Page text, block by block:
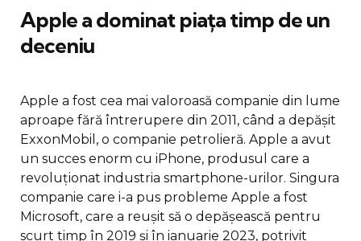
Apple a dominat piața timp de un
deceniu
Apple a fost cea mai valoroasă companie din lume
aproape fără întrerupere din 2011, când a depășit
ExxonMobil, o companie petrolieră. Apple a avut
un succes enorm cu iPhone, produsul care a
revoluționat industria smartphone-urilor. Singura
companie care i-a pus probleme Apple a fost
Microsoft, care a reușit să o depășească pentru
scurt timp în 2019 și în ianuarie 2023, potrivit